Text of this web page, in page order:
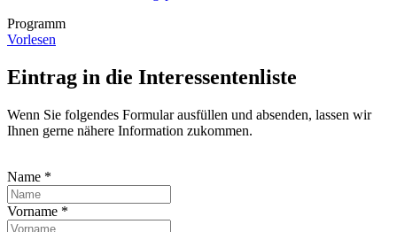
Programm
Vorlesen
Eintrag in die Interessentenliste
Wenn Sie folgendes Formular ausfüllen und absenden, lassen wir
Ihnen gerne nähere Information zukommen.
Name *
Vorname *